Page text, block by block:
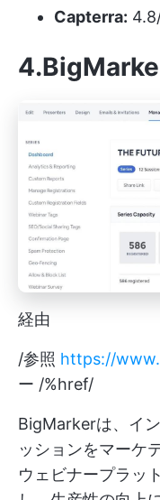
Capterra:
経由
/参照 https://
ー /%href/
BigMarkerは、イ
ッションをマーケ
ウェビナープラッ